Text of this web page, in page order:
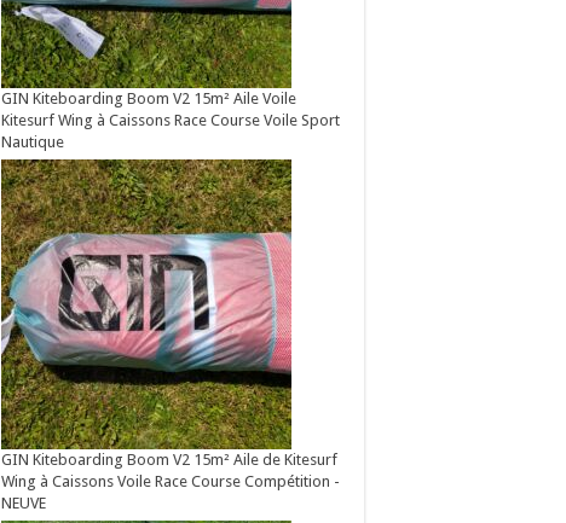
GIN Kiteboarding Boom V2 15m² Aile Voile
Kitesurf Wing à Caissons Race Course Voile Sport
Nautique
GIN Kiteboarding Boom V2 15m² Aile de Kitesurf
Wing à Caissons Voile Race Course Compétition -
NEUVE